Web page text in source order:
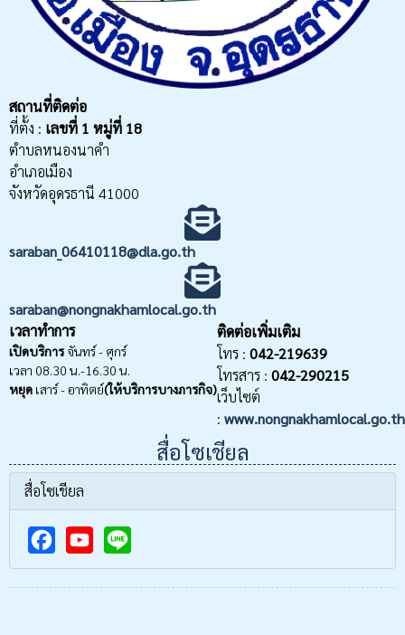
สถานที่ติดต่อ
ที่ตั้ง : เลขที่ 1 หมู่ที่ 18
ตำบลหนองนาคำ
อำเภอเมือง
จังหวัดอุดรธานี 41000
saraban_06410118@dla.go.th
saraban@nongnakhamlocal.go.th
เวลาทำการ
เปิดบริการจันทร์ - ศุกร์
เวลา 08.30 น.-16.30 น.
หยุด เสาร์ - อาทิตย์(ให้บริการบางภารกิจ)
ติดต่อเพิ่มเติม
โทร : 042-219639
โทรสาร : 042-290215
เว็บไซต์
: www.nongnakhamlocal.go.th
สื่อโซเชียล
สื่อโซเชียล
F
a
Y
o